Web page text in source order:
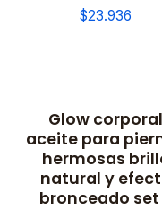
$23.936
Glow corporal
aceite para
hermosas
natural y
bronceado set